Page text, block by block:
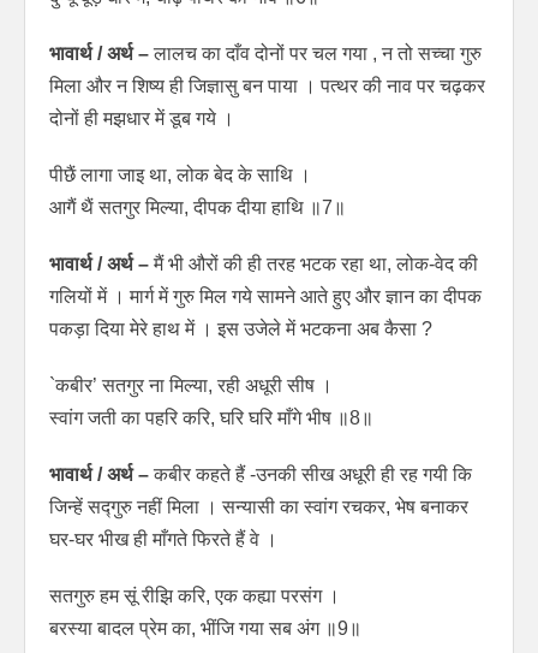
भावार्थ / अर्थ –लालच का दाँव दोनों पर चल गया , न तो सच्चा गुरु
मिला और न शिष्य ही जिज्ञासु बन पाया । पत्थर की नाव पर चढ़कर
दोनों ही मझधार में डूब गये ।
पीछैं लागा जाइ था, लोक बेद के साथि ।
आगैं थैं सतगुर मिल्या, दीपक दीया हाथि ॥7॥
भावार्थ / अर्थ –मैं भी औरों की ही तरह भटक रहा था, लोक-वेद की
गलियों में । मार्ग में गुरु मिल गये सामने आते हुए और ज्ञान का दीपक
पकड़ा दिया मेरे हाथ में । इस उजेले में भटकना अब कैसा ?
`कबीर’ सतगुर ना मिल्या, रही अधूरी सीष ।
स्वांग जती का पहरि करि, घरि घरि माँगे भीष ॥8॥
भावार्थ / अर्थ –कबीर कहते हैं -उनकी सीख अधूरी ही रह गयी कि
जिन्हें सद्गुरु नहीं मिला । सन्यासी का स्वांग रचकर, भेष बनाकर
घर-घर भीख ही माँगते फिरते हैं वे ।
सतगुरु हम सूं रीझि करि, एक कह्या परसंग ।
बरस्या बादल प्रेम का, भींजि गया सब अंग ॥9॥